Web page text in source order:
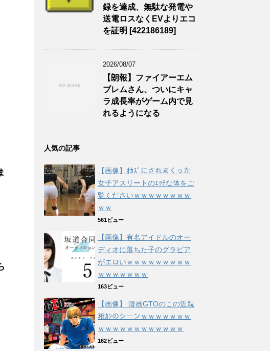
録を達成、無駄な発電や
送電ロスなくEVよりエコ
を証明 [422186189]
2026/08/07
【朗報】ファイアーエム
ブレムさん、ついにキャ
ラ成長率がゲーム内で見
れるようになる
人気の記事
【画像】ｵｶｽﾞにされまくった
女子アスリートのｴｯﾁな体をご
覧くださいｗｗｗｗｗｗｗｗ
ｗｗ
561ビュー
【画像】有名アイドルのオー
ディオに落ちた子のグラビア
がエロいｗｗｗｗｗｗｗｗｗ
ｗｗｗｗｗｗｗ
163ビュー
【画像】 漫画GTOのこの近親
相ｶﾝのシーンｗｗｗｗｗｗｗ
ｗｗｗｗｗｗｗｗｗｗｗｗ
162ビュー